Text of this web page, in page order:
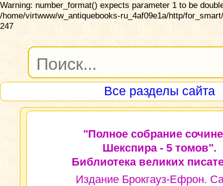
Warning: number_format() expects parameter 1 to be
/home/virtwww/w_antiquebooks-ru_4af09e1a/http/
247
Все разделы сайта
"Полное собрание
Шекспира - 5 томов".
Библиотека великих
Издание Брокгауз-Ефрон.